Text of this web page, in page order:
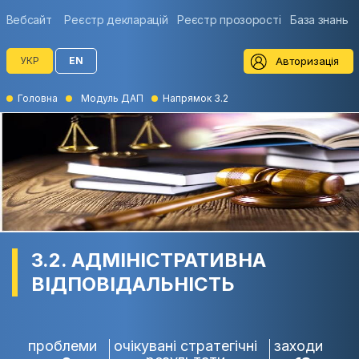
Вебсайт Реєстр декларацій Реєстр прозорості База знань
УКР EN Авторизація
Головна Модуль ДАП Напрямок 3.2
3.2. АДМІНІСТРАТИВНА
ВІДПОВІДАЛЬНІСТЬ
проблеми
очікувані стратегічні
заходи